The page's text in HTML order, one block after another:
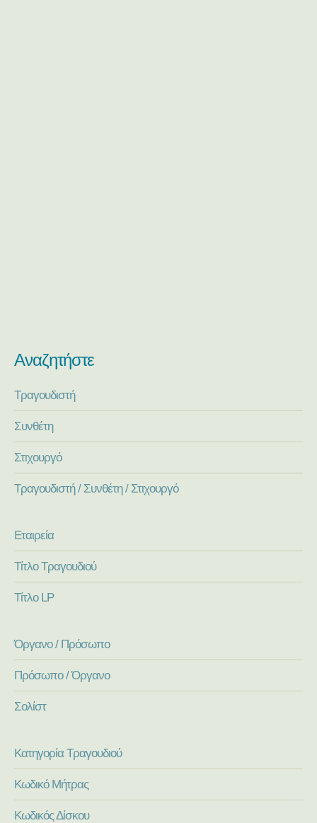
Αναζητήστε
Τραγουδιστή
Συνθέτη
Στιχουργό
Τραγουδιστή / Συνθέτη / Στιχουργό
Εταιρεία
Τίτλο Τραγουδιού
Τίτλο LP
Όργανο / Πρόσωπο
Πρόσωπο / Όργανο
Σολίστ
Κατηγορία Τραγουδιού
Κωδικό Μήτρας
Κωδικός Δίσκου